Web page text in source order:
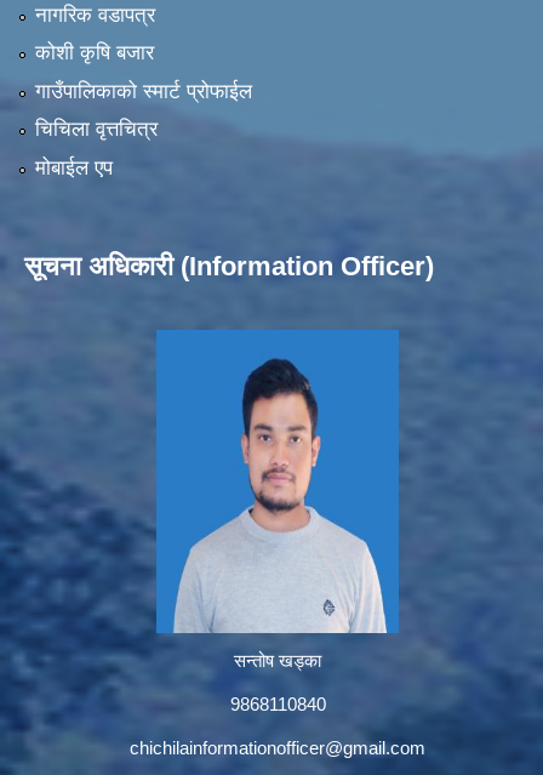
नागरिक वडापत्र
कोशी कृषि बजार
गाउँपालिकाको स्मार्ट प्रोफाईल
चिचिला वृत्तचित्र
मोबाईल एप
सूचना अधिकारी (Information Officer)
सन्तोष खड्का
9868110840
chichilainformationofficer@gmail.com